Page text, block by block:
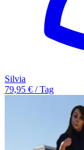
Silvia
79,95 € / Tag